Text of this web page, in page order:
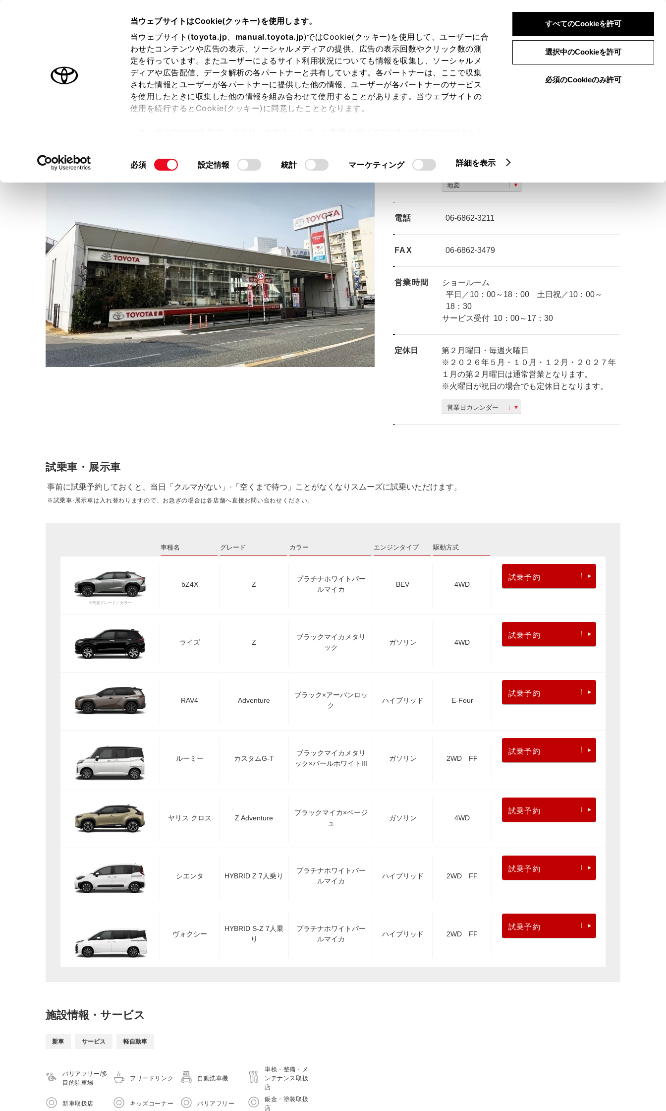
当ウェブサイトはCookie(クッキー)を使用します。
当ウェブサイト(toyota.jp、 manual.toyota.jp)ではCookie(クッキー)を使用して、ユーザーに合
わせたコンテンツや広告の表示、ソーシャルメディアの提供、広告の表示回数やクリック数の測
定を行っています。またユーザーによるサイト利用状況についても情報を収集し、ソーシャルメ
ディアや広告配信、データ解析の各パートナーと共有しています。各パートナーは、ここで収集
された情報とユーザーが各パートナーに提供した他の情報、ユーザーが各パートナーのサービス
を使用したときに収集した他の情報を組み合わせて使用することがあります。当ウェブサイトの
使用を続行するとCookie(クッキー)に同意したこととなります。
て」をご覧ください。
同
必須 設定情報 統計 マーケティング 詳細を表示
すべてのCookieを許可
選択中のCookieを許可
必須のCookieのみ許可
ログイン 検索 メニュー
オーナーサポート トピックス
店舗トップ ご購入相談
住所 豊中市曽根東町２−９−１６
地図
電話 06-6862-3211
FAX 06-6862-3479
営業時間
ショールーム
平日／10：00～18：00 土日祝／10：00～
18：30
サービス受付 10：00～17：30
定休日
第２月曜日・毎週火曜日
※２０２６年５月・１０月・１２月・２０２７年
１月の第２月曜日は通常営業となります。
※火曜日が祝日の場合でも定休日となります。
営業日カレンダー
試乗車・展示車
事前に試乗予約しておくと、当日「クルマがない」·「空くまで待つ」ことがなくなりスムーズに試乗いただけます。
※試乗車·展示車は入れ替わりますので、お急ぎの場合は各店舗へ直接お問い合わせください。
車種名 グレード カラー エンジンタイプ 駆動方式
※代表グレード／カラー
bZ4X Z
プラチナホワイトパー
ルマイカ
BEV 4WD
試乗予約
ライズ Z
ブラックマイカメタリ
ック
ガソリン 4WD
試乗予約
RAV4 Adventure
ブラック×アーバンロッ
ク
ハイブリッド E-Four
試乗予約
ルーミー カスタムG-T
ブラックマイカメタリ
ック×パールホワイトIII
ガソリン 2WD FF
試乗予約
ヤリス クロス Z Adventure
ブラックマイカ×ベージ
ュ
ガソリン 4WD
試乗予約
シエンタ HYBRID Z 7人乗り
プラチナホワイトパー
ルマイカ
ハイブリッド 2WD FF
試乗予約
ヴォクシー
HYBRID S-Z 7人乗
り
プラチナホワイトパー
ルマイカ
ハイブリッド 2WD FF
試乗予約
施設情報・サービス
新車 サービス 軽自動車
バリアフリー/多
目的駐車場
フリードリンク 自動洗車機
車検・整備・メ
ンテナンス取扱
店
新車取扱店 キッズコーナー バリアフリー
鈑金・塗装取扱
店